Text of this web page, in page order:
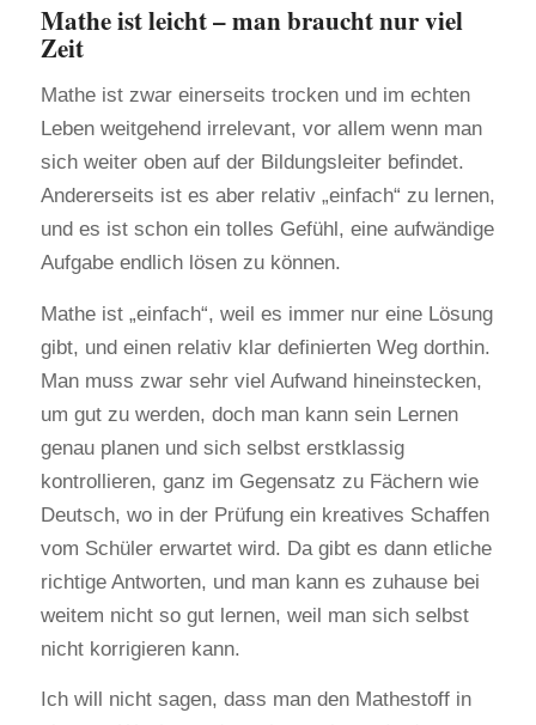
Mathe ist leicht – man braucht nur viel
Zeit
Mathe ist zwar einerseits trocken und im echten
Leben weitgehend irrelevant, vor allem wenn man
sich weiter oben auf der Bildungsleiter befindet.
Andererseits ist es aber relativ „einfach“ zu lernen,
und es ist schon ein tolles Gefühl, eine aufwändige
Aufgabe endlich lösen zu können.
Mathe ist „einfach“, weil es immer nur eine Lösung
gibt, und einen relativ klar definierten Weg dorthin.
Man muss zwar sehr viel Aufwand hineinstecken,
um gut zu werden, doch man kann sein Lernen
genau planen und sich selbst erstklassig
kontrollieren, ganz im Gegensatz zu Fächern wie
Deutsch, wo in der Prüfung ein kreatives Schaffen
vom Schüler erwartet wird. Da gibt es dann etliche
richtige Antworten, und man kann es zuhause bei
weitem nicht so gut lernen, weil man sich selbst
nicht korrigieren kann.
Ich will nicht sagen, dass man den Mathestoff in